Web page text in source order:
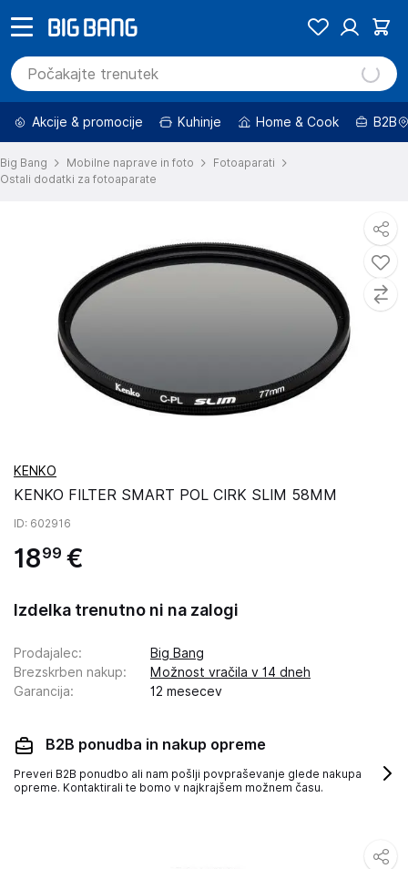
Akcije & promocije Kuhinje Home & Cook B2B
Big Bang Mobilne naprave in foto
Fotoaparati
Ostali dodatki za fotoaparate
KENKO
KENKO FILTER SMART POL CIRK SLIM 58MM
ID: 602916
1899 €
Izdelka trenutno ni na zalogi
Prodajalec:
Big Bang
Brezskrben nakup:
Možnost vračila v 14 dneh
Garancija: 12 mesecev
B2B ponudba in nakup opreme
Preveri B2B ponudbo ali nam pošlji povpraševanje glede nakupa
opreme. Kontaktirali te bomo v najkrajšem možnem času.